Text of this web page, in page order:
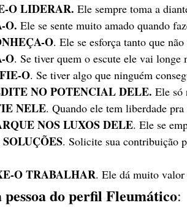
O LIDERAR. Ele sempre toma a
O. Ele se sente muito amado quando
O. Ele se esforça tanto que
O. Se tiver quem o escute ele vai longe
O. Se tiver algo que ninguém
NO POTENCIAL DELE. Ele só
NELE. Quando ele tem liberdade
NOS LUXOS DELE. Ele se
. Solicite sua contribuição
O TRABALHAR. Ele dá muito valor
pessoa do perfil Fleumático: